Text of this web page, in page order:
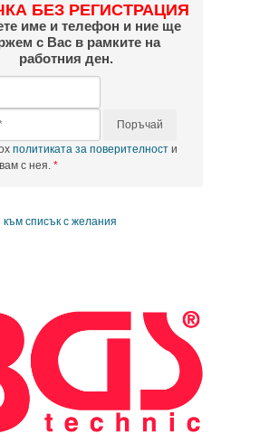
БЕЗ РЕГИСТРАЦИЯ
име и телефон и ние ще
с Вас в рамките на
работния ден.
Поръчай
политиката за поверителности
с нея.
към списък с желания